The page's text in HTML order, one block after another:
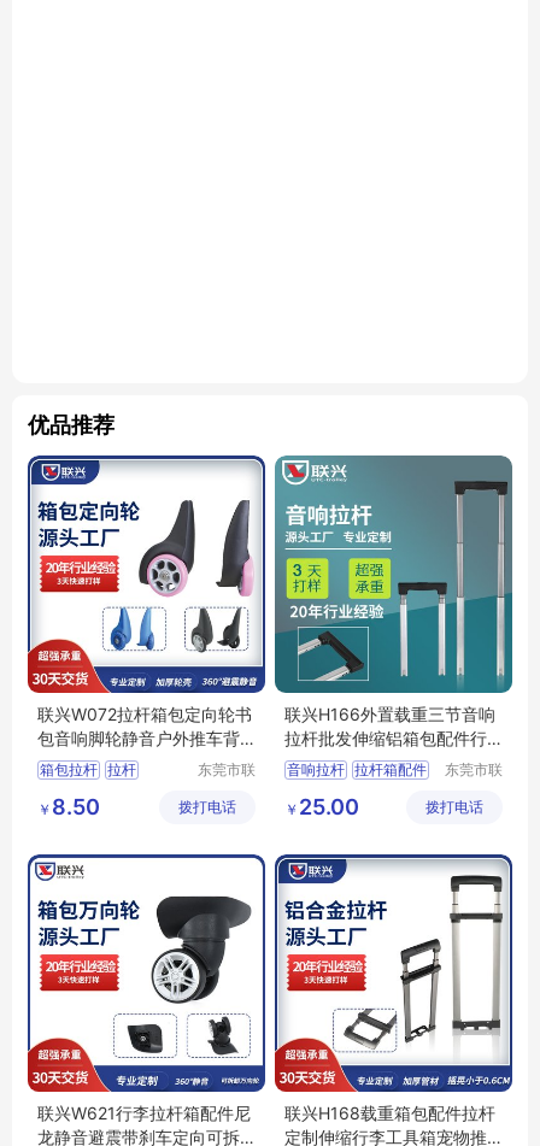
优品推荐
联兴W072拉杆箱包定向轮书
包音响脚轮静音户外推车背
包万向轮子
箱包拉杆 拉杆
拉杆箱滑轮
东莞市联
件有限公
￥ 8.50 拨打电话
联兴H166外置载重三节音响
拉杆批发伸缩铝箱包配件行
李工具箱拉杆
音响拉杆 拉杆箱配件
行李箱轮子
东莞市联
件有限公
￥ 25.00 拨打电话
联兴W621行李拉杆箱配件尼
龙静音避震带刹车定向可拆
联兴H168载重箱包配件拉杆
定制伸缩行李工具箱宠物推